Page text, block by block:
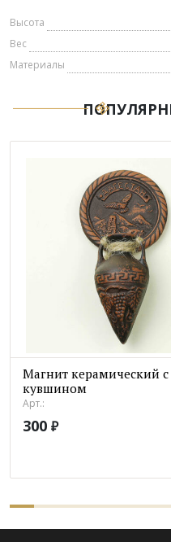
Высота
Вес
Материалы
Магнит керамический с
кувшином
Арт.:
300 ₽